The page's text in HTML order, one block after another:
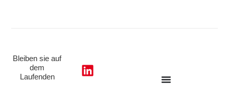
Bleiben sie auf
dem
Laufenden